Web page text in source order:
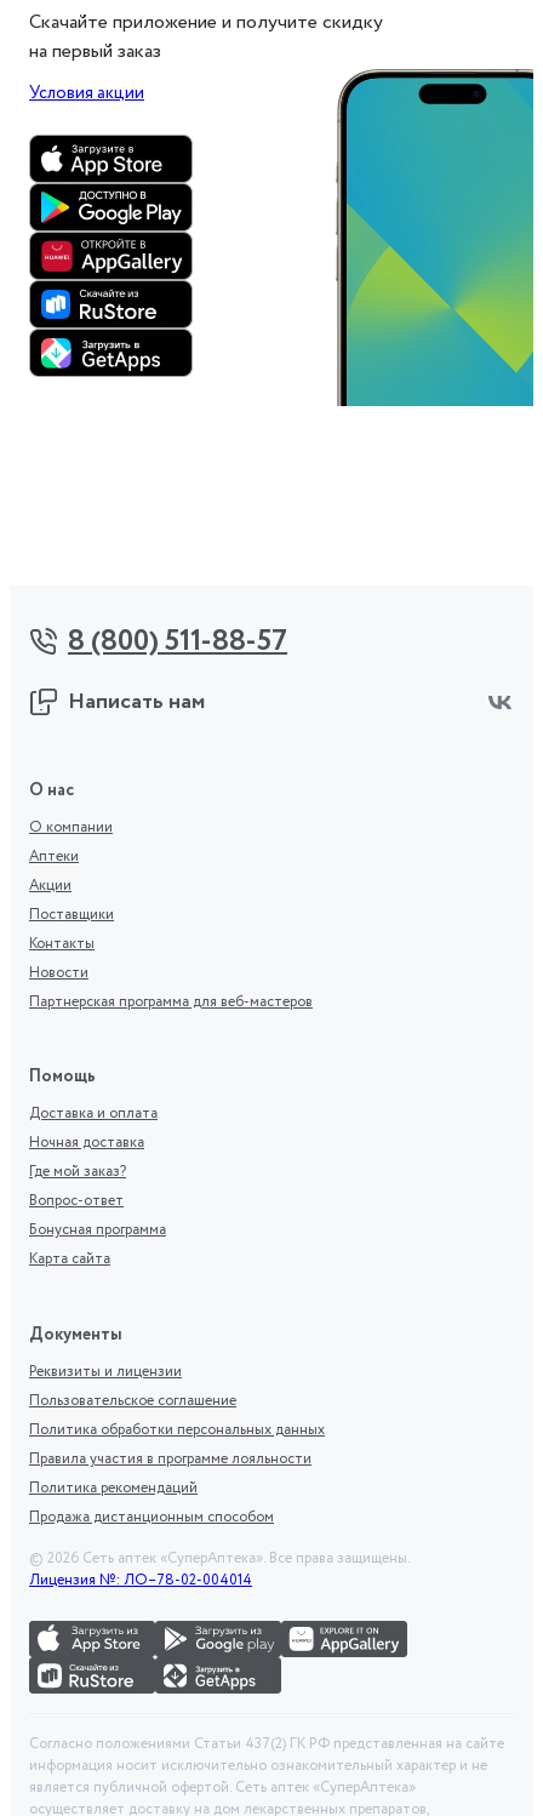
Скачайте приложение и получите скидку
на первый заказ
Условия акции
8 (800) 511-88-57
Написать нам
О нас
О компании
Аптеки
Акции
Поставщики
Контакты
Новости
Партнерская программа для веб-мастеров
Помощь
Доставка и оплата
Ночная доставка
Где мой заказ?
Вопрос-ответ
Бонусная программа
Карта сайта
Документы
Реквизиты и лицензии
Пользовательское соглашение
Политика обработки персональных данных
Правила участия в программе лояльности
Политика рекомендаций
Продажа дистанционным способом
© 2026 Сеть аптек «СуперАптека». Все права защищены.
Лицензия №: ЛО–78-02-004014
Согласно положениями Статьи 437(2) ГК РФ представленная на сайте
информация носит исключительно ознакомительный характер и не
является публичной офертой. Сеть аптек «СуперАптека»
осуществляет доставку на дом лекарственных препаратов,